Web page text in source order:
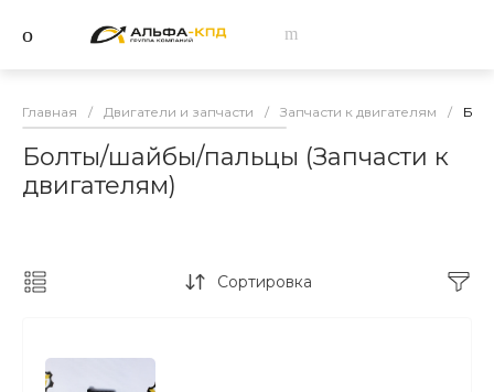
Главная / Двигатели и запчасти / Запчасти к двигателям /
Болты/шайбы/пальцы (Запчасти к
двигателям)
Сортировка